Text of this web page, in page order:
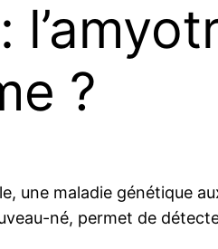
?
une maladie génétique
né, permet de